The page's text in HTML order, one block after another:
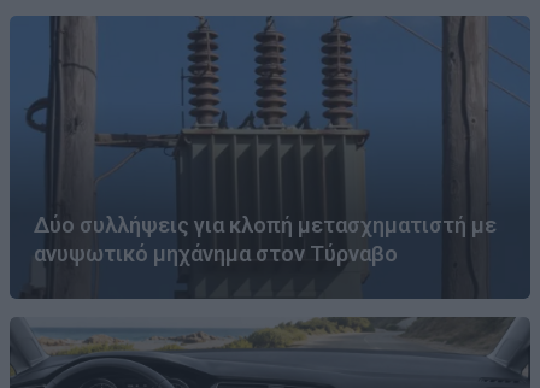
Δύο συλλήψεις για κλοπή μετασχηματιστή με
ανυψωτικό μηχάνημα στον Τύρναβο